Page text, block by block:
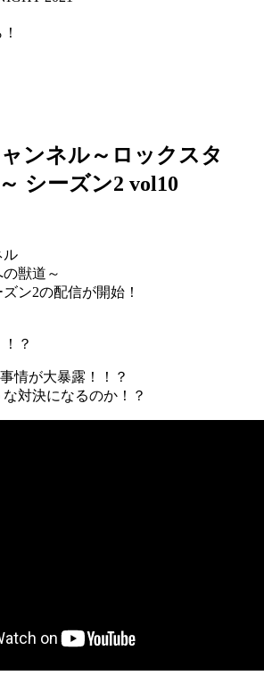
ンネル～ロックスタ
シーズン2 vol10
ル
獣道～
ン2の配信が開始！
？
情が大暴露！！？
対決になるのか！？